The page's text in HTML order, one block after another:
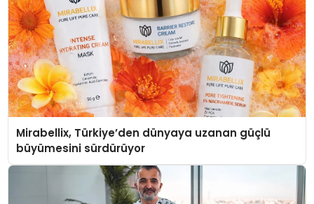
Mirabellix, Türkiye’den dünyaya uzanan güçlü
büyümesini sürdürüyor